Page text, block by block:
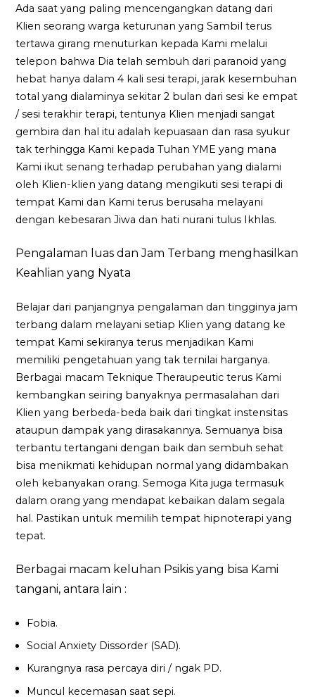
Ada saat yang paling mencengangkan datang dari
Klien seorang warga keturunan yang Sambil terus
tertawa girang menuturkan kepada Kami melalui
telepon bahwa Dia telah sembuh dari paranoid yang
hebat hanya dalam 4 kali sesi terapi, jarak kesembuhan
total yang dialaminya sekitar 2 bulan dari sesi ke empat
/ sesi terakhir terapi, tentunya Klien menjadi sangat
gembira dan hal itu adalah kepuasaan dan rasa syukur
tak terhingga Kami kepada Tuhan YME yang mana
Kami ikut senang terhadap perubahan yang dialami
oleh Klien-klien yang datang mengikuti sesi terapi di
tempat Kami dan Kami terus berusaha melayani
dengan kebesaran Jiwa dan hati nurani tulus Ikhlas.
Pengalaman luas dan Jam Terbang menghasilkan
Keahlian yang Nyata
Belajar dari panjangnya pengalaman dan tingginya jam
terbang dalam melayani setiap Klien yang datang ke
tempat Kami sekiranya terus menjadikan Kami
memiliki pengetahuan yang tak ternilai harganya.
Berbagai macam Teknique Theraupeutic terus Kami
kembangkan seiring banyaknya permasalahan dari
Klien yang berbeda-beda baik dari tingkat instensitas
ataupun dampak yang dirasakannya. Semuanya bisa
terbantu tertangani dengan baik dan sembuh sehat
bisa menikmati kehidupan normal yang didambakan
oleh kebanyakan orang. Semoga Kita juga termasuk
dalam orang yang mendapat kebaikan dalam segala
hal. Pastikan untuk memilih tempat hipnoterapi yang
tepat.
Berbagai macam keluhan Psikis yang bisa Kami
tangani, antara lain :
Fobia.
Social Anxiety Dissorder (SAD).
Kurangnya rasa percaya diri / ngak PD.
Muncul kecemasan saat sepi.